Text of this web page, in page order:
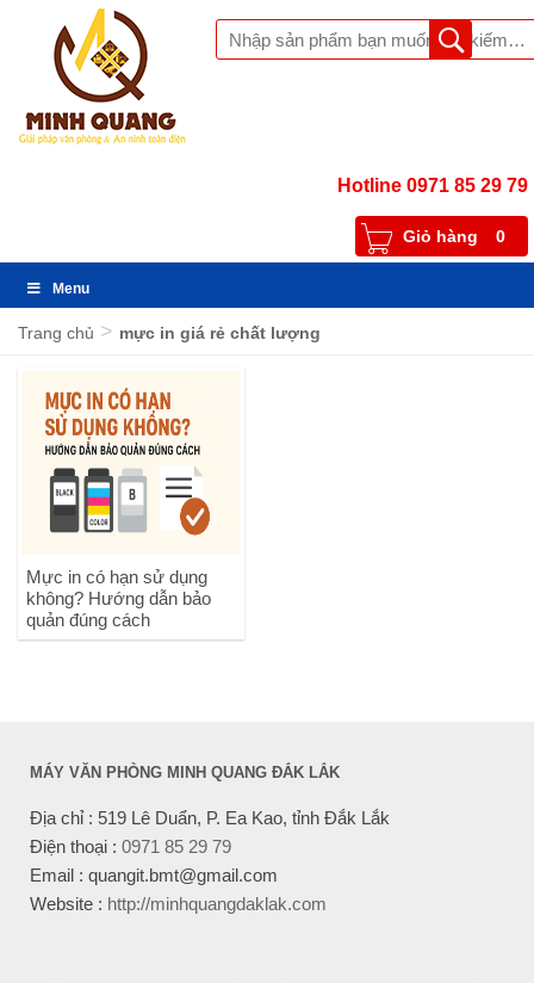
Hotline 0971 85 29 79
Giỏ hàng 0
Menu
Trang chủ > mực in giá rẻ chất lượng
Mực in có hạn sử dụng
không? Hướng dẫn bảo
quản đúng cách
MÁY VĂN PHÒNG MINH QUANG ĐẮK LẮK
Địa chỉ : 519 Lê Duẩn, P. Ea Kao, tỉnh Đắk Lắk
Điện thoại : 0971 85 29 79
Email : quangit.bmt@gmail.com
Website : http://minhquangdaklak.com